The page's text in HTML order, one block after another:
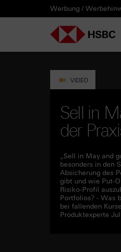
PRODUKTE
HEBELPRODUKTE
MÄRKTE & ANALYSEN
WISSEN & TOOLS
KONTAKT & SERVICE
DOWNLOADCENTER
LÄNDERAUSWAHL
Deutschland
AUSGEWÄHLTE SEITEN
HEBELPRODUKTE
Knock-out-Produkte
Weitere Hebelprodukte
Ausgestoppte Produkte
Intraday-Emissionen
ANLAGEPRODUKTE
Aktien- / Indexanleihen
Discount-Zertifikate
Express-Zertifikate
Kapitalschutz-Produkte
Sprint-Zertifikate
Strategie- / Basket- /
Themenzertifikate
AKTUELLES
Anpassungen / Kündigungen
Neuemissionen
ANALYSEN
Daily Trading
Trendkompass
Newsletter-Abonnement
VIDEOS
ntv-Zertifikate mit HSBC
Börse Stuttgart TV mit HSBC
Zertifikate Aktuell mit HSBC
WATCHLIST
Login / Zur Watchlist
WEBINARE
Webinartermine
WISSEN
kostenlose eBooks
Aktien- / Indexanleihen Rechner
Trendkompass
KONTAKT
Kontaktformular
SERVICE
Wir über uns
DOWNLOADCENTER
Basisprospekte /
Wertpapierbeschreibungen
Werbung /
VIDEO
Sell in
der
„Sell in May and
besonders in den
Absicherung des
gibt und wie Put-
Risiko-Profil
Portfolios? - Was
bei fallenden
Produktexperte